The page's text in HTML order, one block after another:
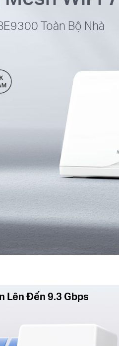
Toàn Bộ Nhà
Lên Đến 9.3 Gbps